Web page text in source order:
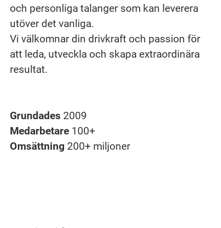
och personliga talanger som kan leverera
utöver det vanliga.
Vi välkomnar din drivkraft och passion för
att leda, utveckla och skapa extraordinära
resultat.
Grundades 2009
Medarbetare 100+
Omsättning 200+ miljoner